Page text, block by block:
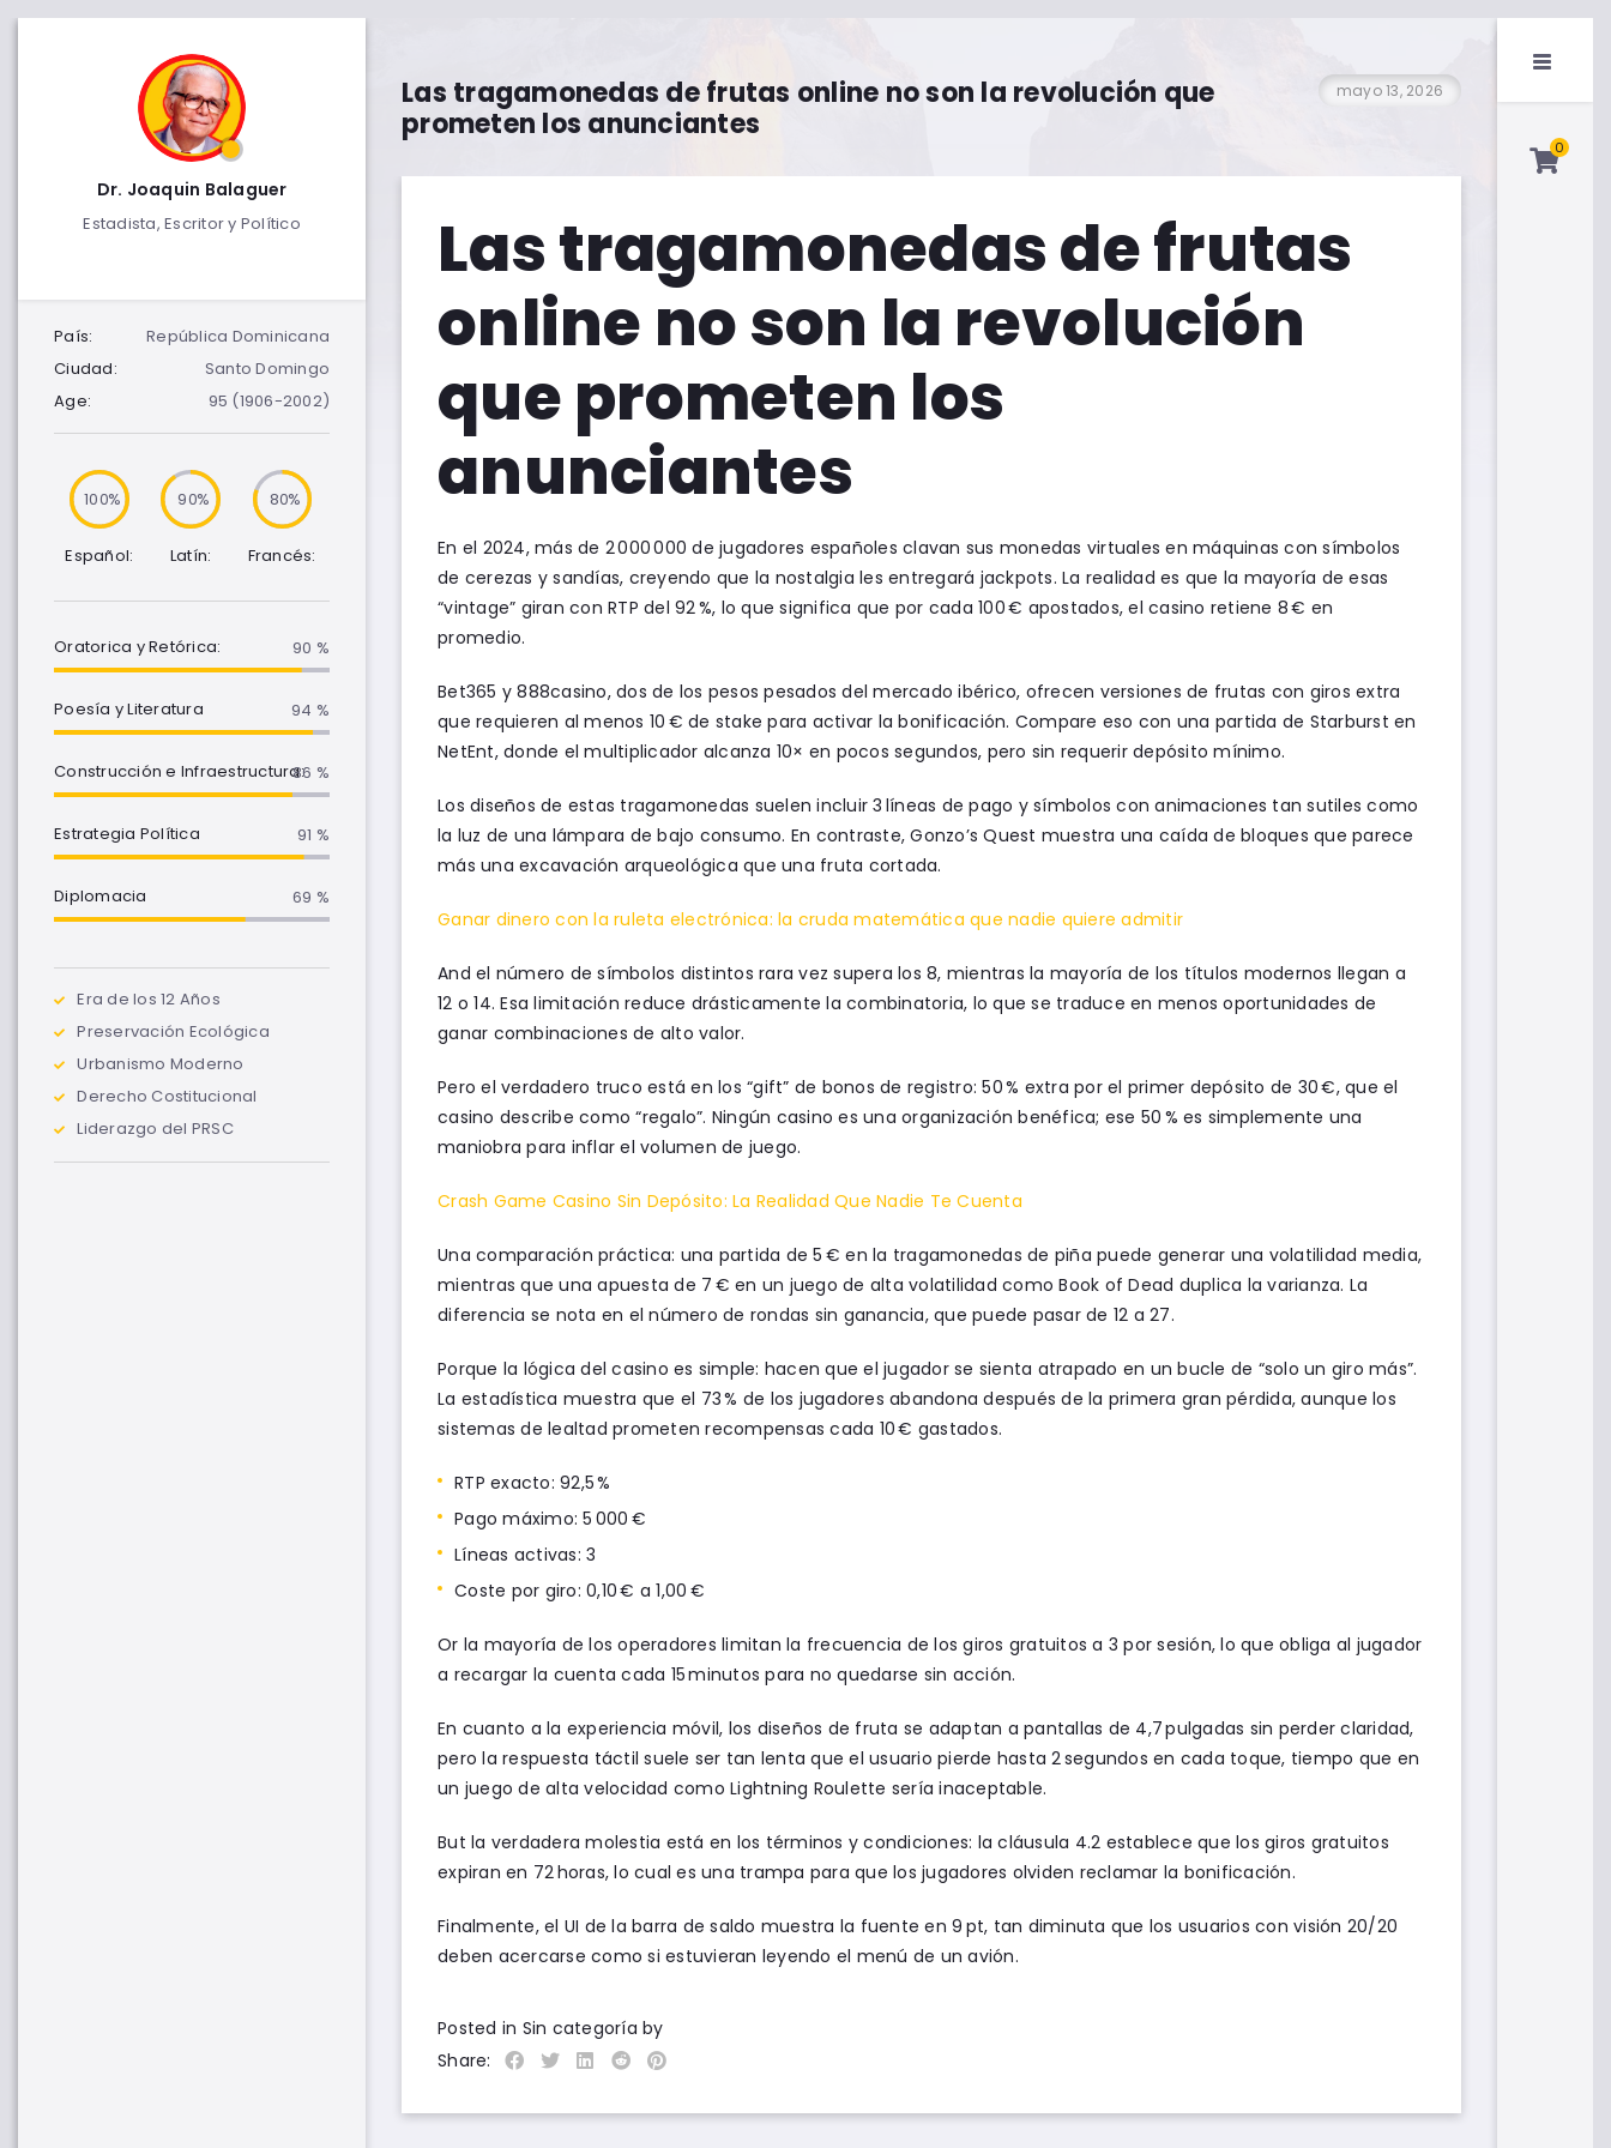
Dr. Joaquin Balaguer
Estadista, Escritor y Político
País:
República Dominicana
Ciudad:
Santo Domingo
Age:
95 (1906-2002)
100
Español:
90
Latín:
80
Francés:
Oratorica y Retórica: 90 %
Poesía y Literatura 95 %
Construcción e Infraestructura:90 %
Estrategia Política 100 %
Diplomacia 85 %
Era de los 12 Años
Preservación Ecológica
Urbanismo Moderno
Derecho Costitucional
Liderazgo del PRSC
0
Las tragamonedas de frutas online no son la revolución que
prometen los anunciantes
mayo 13, 2026
Las tragamonedas de frutas
online no son la revolución
que prometen los
anunciantes
En el 2024, más de 2 000 000 de jugadores españoles clavan sus monedas virtuales en máquinas con símbolos
de cerezas y sandías, creyendo que la nostalgia les entregará jackpots. La realidad es que la mayoría de esas
“vintage” giran con RTP del 92 %, lo que significa que por cada 100 € apostados, el casino retiene 8 € en
promedio.
Bet365 y 888casino, dos de los pesos pesados del mercado ibérico, ofrecen versiones de frutas con giros extra
que requieren al menos 10 € de stake para activar la bonificación. Compare eso con una partida de Starburst en
NetEnt, donde el multiplicador alcanza 10× en pocos segundos, pero sin requerir depósito mínimo.
Los diseños de estas tragamonedas suelen incluir 3 líneas de pago y símbolos con animaciones tan sutiles como
la luz de una lámpara de bajo consumo. En contraste, Gonzo’s Quest muestra una caída de bloques que parece
más una excavación arqueológica que una fruta cortada.
Ganar dinero con la ruleta electrónica: la cruda matemática que nadie quiere admitir
And el número de símbolos distintos rara vez supera los 8, mientras la mayoría de los títulos modernos llegan a
12 o 14. Esa limitación reduce drásticamente la combinatoria, lo que se traduce en menos oportunidades de
ganar combinaciones de alto valor.
Pero el verdadero truco está en los “gift” de bonos de registro: 50 % extra por el primer depósito de 30 €, que el
casino describe como “regalo”. Ningún casino es una organización benéfica; ese 50 % es simplemente una
maniobra para inflar el volumen de juego.
Crash Game Casino Sin Depósito: La Realidad Que Nadie Te Cuenta
Una comparación práctica: una partida de 5 € en la tragamonedas de piña puede generar una volatilidad media,
mientras que una apuesta de 7 € en un juego de alta volatilidad como Book of Dead duplica la varianza. La
diferencia se nota en el número de rondas sin ganancia, que puede pasar de 12 a 27.
Porque la lógica del casino es simple: hacen que el jugador se sienta atrapado en un bucle de “solo un giro más”.
La estadística muestra que el 73 % de los jugadores abandona después de la primera gran pérdida, aunque los
sistemas de lealtad prometen recompensas cada 10 € gastados.
RTP exacto: 92,5 %
Pago máximo: 5 000 €
Líneas activas: 3
Coste por giro: 0,10 € a 1,00 €
Or la mayoría de los operadores limitan la frecuencia de los giros gratuitos a 3 por sesión, lo que obliga al jugador
a recargar la cuenta cada 15 minutos para no quedarse sin acción.
En cuanto a la experiencia móvil, los diseños de fruta se adaptan a pantallas de 4,7 pulgadas sin perder claridad,
pero la respuesta táctil suele ser tan lenta que el usuario pierde hasta 2 segundos en cada toque, tiempo que en
un juego de alta velocidad como Lightning Roulette sería inaceptable.
But la verdadera molestia está en los términos y condiciones: la cláusula 4.2 establece que los giros gratuitos
expiran en 72 horas, lo cual es una trampa para que los jugadores olviden reclamar la bonificación.
Finalmente, el UI de la barra de saldo muestra la fuente en 9 pt, tan diminuta que los usuarios con visión 20/20
deben acercarse como si estuvieran leyendo el menú de un avión.
Posted in Sin categoría by
Share: